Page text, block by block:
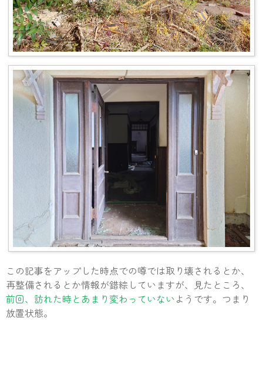
この記事をアップした時点での噂では取り壊されるとか、
再整備されるとか情報が錯綜していますが、見たところ、
前回、訪れた時とあまり変わっていないようです。つまり
放置状態。